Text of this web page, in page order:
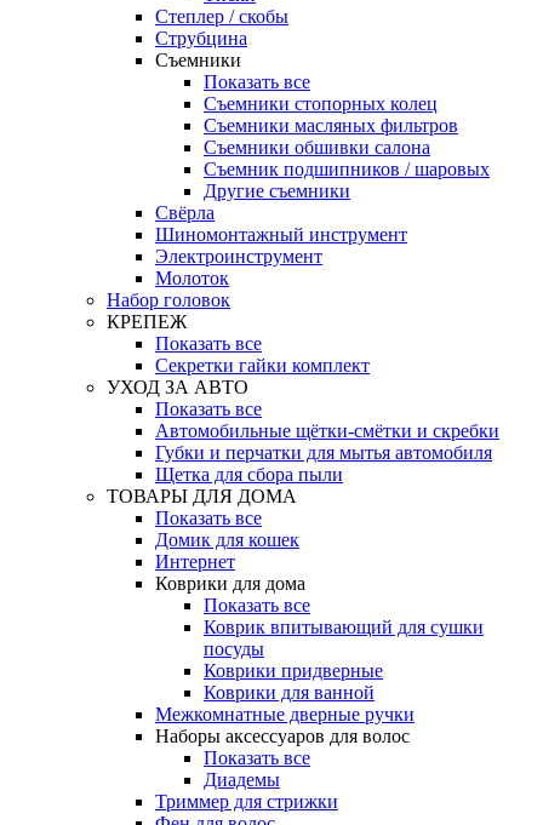
Степлер / скобы
Струбцина
Съемники
Показать все
Съемники стопорных колец
Съемники масляных фильтров
Съемники обшивки салона
Съемник подшипников / шаровых
Другие съемники
Свёрла
Шиномонтажный инструмент
Электроинструмент
Молоток
Набор головок
КРЕПЕЖ
Показать все
Секретки гайки комплект
УХОД ЗА АВТО
Показать все
Автомобильные щётки-смётки и скребки
Губки и перчатки для мытья автомобиля
Щетка для сбора пыли
ТОВАРЫ ДЛЯ ДОМА
Показать все
Домик для кошек
Интернет
Коврики для дома
Показать все
Коврик впитывающий для сушки
посуды
Коврики придверные
Коврики для ванной
Межкомнатные дверные ручки
Наборы аксессуаров для волос
Показать все
Диадемы
Триммер для стрижки